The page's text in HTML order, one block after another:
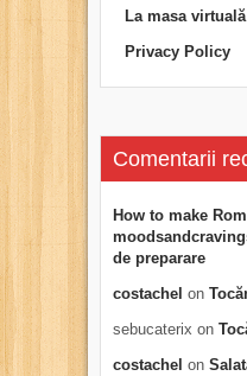
La masa virtuală
Privacy Policy
Comentarii
How to make
de preparare
costachel on
sebucaterix on
costachel on